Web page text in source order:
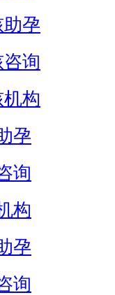
助孕
询
构
孕
询
构
孕
询